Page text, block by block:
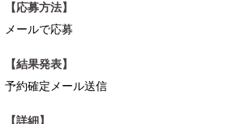
【応募方法】
メールで応募
【結果発表】
予約確定メール送信
【詳細】